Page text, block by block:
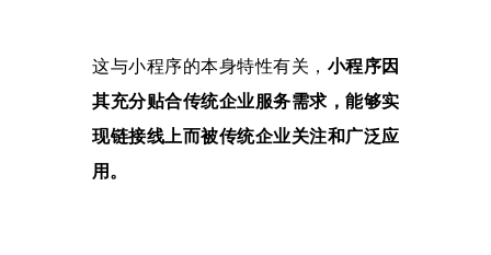
这与小程序的本身特性有关， 小程序因
其充分贴合传统企业服务需求，能够实
现链接线上而被传统企业关注和广泛应
用。